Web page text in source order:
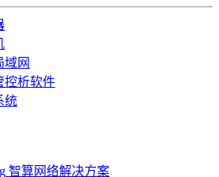
域网
控析软件
统
智算网络解决方案